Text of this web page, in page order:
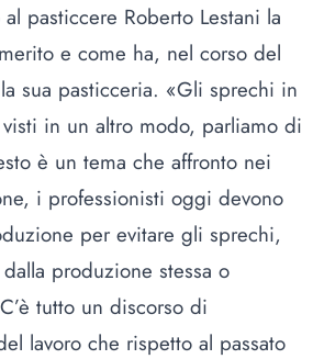
pasticcere Roberto Lestani la
e come ha, nel corso del
sua pasticceria. «Gli sprechi in
in un altro modo, parliamo di
è un tema che affronto nei
i professionisti oggi devono
per evitare gli sprechi,
produzione stessa o
tutto un discorso di
lavoro che rispetto al passato